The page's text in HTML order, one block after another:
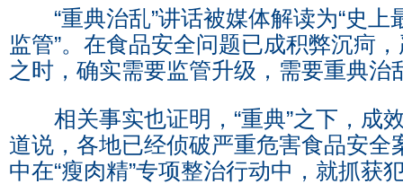
“重典治乱”讲话被媒体解读为“史上
监管”。在食品安全问题已成积弊沉疴
之时，确实需要监管升级，需要重典治
相关事实也证明，“重典”之下，成效
道说，各地已经侦破严重危害食品安全
中在“瘦肉精”专项整治行动中，就抓获